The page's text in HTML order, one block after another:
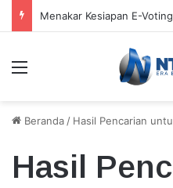
Menakar Kesiapan E-
Menu
Beranda / Hasil Pencarian
Hasil